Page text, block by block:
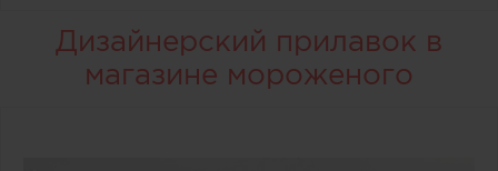
Дизайнерский прилавок в
магазине мороженого